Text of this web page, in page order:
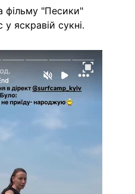
фільму "Песики"
яскравій сукні.